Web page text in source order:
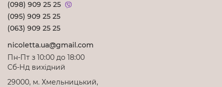
(098) 909 25 25
(095) 909 25 25
(063) 909 25 25
nicoletta.ua@gmail.com
Пн-Пт з 10:00 до 18:00
Cб-Нд вихідний
29000, м. Хмельницький,